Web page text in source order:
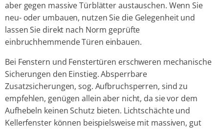
aber gegen massive Türblätter austauschen. Wenn Sie
neu- oder umbauen, nutzen Sie die Gelegenheit und
lassen Sie direkt nach Norm geprüfte
einbruchhemmende Türen einbauen.
Bei Fenstern und Fenstertüren erschweren mechanische
Sicherungen den Einstieg. Absperrbare
Zusatzsicherungen, sog. Aufbruchsperren, sind zu
empfehlen, genügen allein aber nicht, da sie vor dem
Aufhebeln keinen Schutz bieten. Lichtschächte und
Kellerfenster können beispielsweise mit massiven, gut